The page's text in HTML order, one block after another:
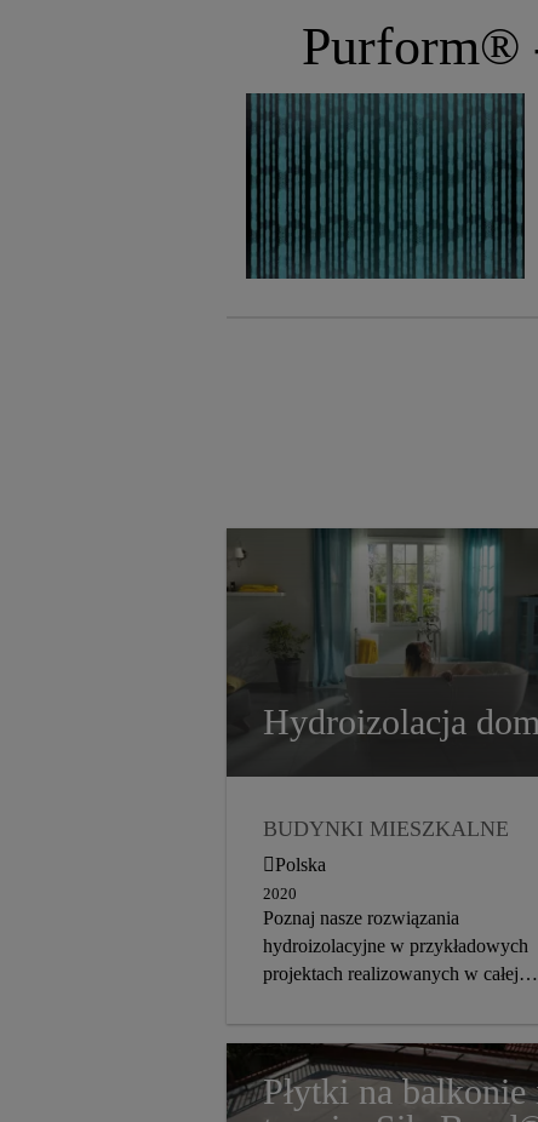
Purform®
Hydroizolacja
BUDYNKI MIESZKALNE
HYDROIZOLACJA
KLEJENIE PŁYTEK
BALKONY I TARASY
KLEJENIE PŁYTEK
Polska
2020
Poznaj nasze rozwiązania
hydroizolacyjne w przykładowych
projektach realizowanych w całej
Płytki na balkonie